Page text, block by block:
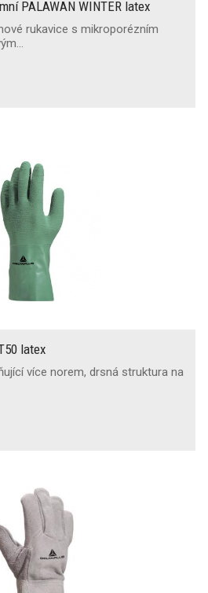
PALAWAN WINTER latex
rukavice s mikroporézním
latex
více norem, drsná struktura na